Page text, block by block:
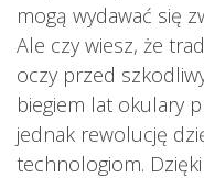
mogą wydawać się
Ale czy wiesz, że
oczy przed
biegiem lat okulary
jednak rewolucję
technologiom.